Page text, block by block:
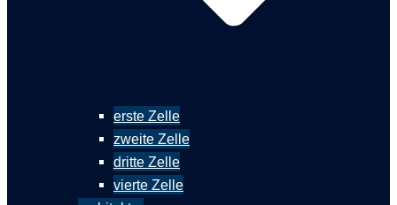
erste Zelle
zweite Zelle
dritte Zelle
vierte Zelle